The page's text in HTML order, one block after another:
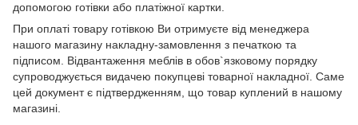
допомогою готівки або платіжної картки.
При оплаті товару готівкою Ви отримуєте від менеджера
нашого магазину накладну-замовлення з печаткою та
підписом. Відвантаження меблів в обов`язковому порядку
супроводжується видачею покупцеві товарної накладної. Саме
цей документ є підтвердженням, що товар куплений в нашому
магазині.